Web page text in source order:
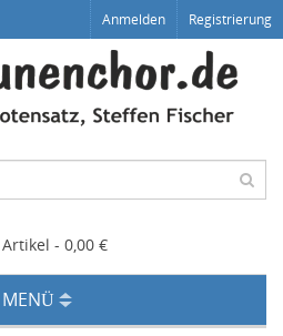
Anmelden Registrierung
- 0,00 €
MENÜ